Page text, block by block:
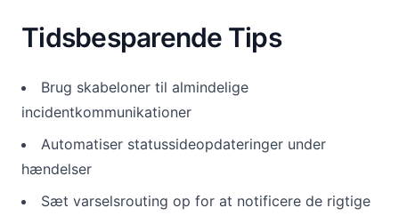
Tidsbesparende Tips
Brug skabeloner til almindelige
incidentkommunikationer
Automatiser statussideopdateringer under
hændelser
Sæt varselsrouting op for at notificere de rigtige